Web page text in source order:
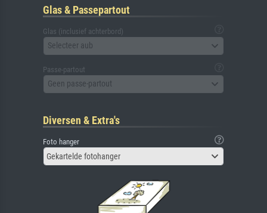
Glas & Passepartout
Glas (inclusief achterbord)
Selecteer aub
Passe-partout
Geen passe-partout
Diversen & Extra's
Foto hanger
Gekartelde fotohanger